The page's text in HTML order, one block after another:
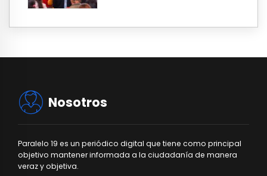
Nosotros
Paralelo 19 es un periódico digital que tiene como principal
objetivo mantener informada a la ciudadanía de manera
veraz y objetiva.